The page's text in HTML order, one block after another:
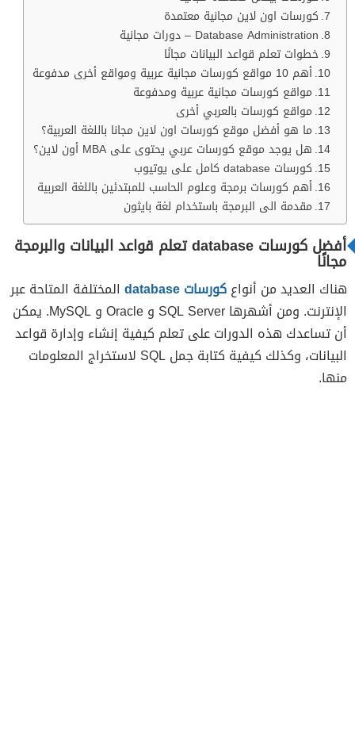
كورسات اون لاين مجانية معتمدة
Database Administration – دورات مجانية
خطوات تعلم قواعد البيانات مجانًا
أهم 10 مواقع كورسات مجانية عربية ومواقع أخرى مدفوعة
مواقع كورسات مجانية عربية ومدفوعة
مواقع كورسات بالعربي أخرى
ما هو أفضل موقع كورسات اون لاين مجانا باللغة العربية؟
هل يوجد موقع كورسات عربي يحتوى على MBA أون لاين؟
كورسات database كامل على يوتيوب
أهم كورسات برمجة وعلوم الحاسب للمبتدئين باللغة العربية
مقدمة الى البرمجة باستخدام لغة بايثون
أفضل كورسات database تعلم قواعد البيانات والبرمجة
مجانًا
هناك العديد من أنواعكورسات database
المختلفة المتاحة عبر
الإنترنت. ومن أشهرها SQL Server و Oracle و MySQL. يمكن
أن تساعدك هذه الدورات على تعلم كيفية إنشاء وإدارة قواعد
البيانات، وكذلك كيفية كتابة جمل SQL لاستخراج المعلومات
منها.